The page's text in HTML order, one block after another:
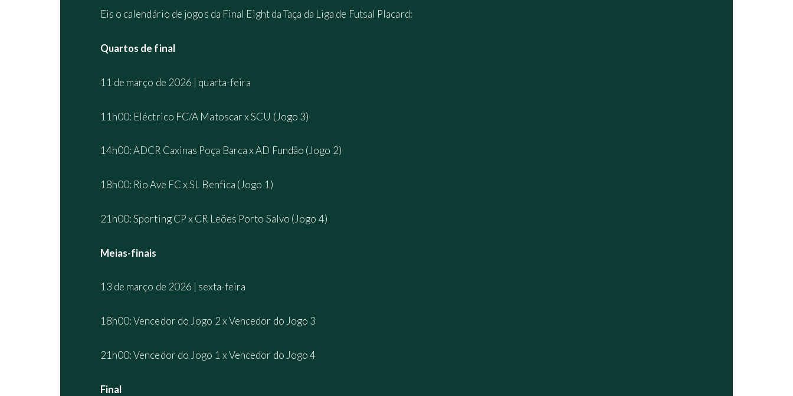
Eis o calendário de jogos da Final Eight da Taça da Liga de Futsal Placard:
Quartos de final
11 de março de 2026 | quarta-feira
11h00: Eléctrico FC/A Matoscar x SCU (Jogo 3)
14h00: ADCR Caxinas Poça Barca x AD Fundão (Jogo 2)
18h00: Rio Ave FC x SL Benfica (Jogo 1)
21h00: Sporting CP x CR Leões Porto Salvo (Jogo 4)
Meias-finais
13 de março de 2026 | sexta-feira
18h00: Vencedor do Jogo 2 x Vencedor do Jogo 3
21h00: Vencedor do Jogo 1 x Vencedor do Jogo 4
Final